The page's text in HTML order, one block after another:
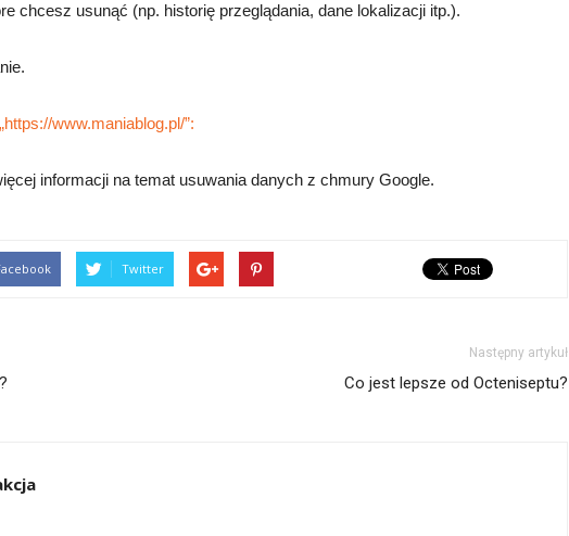
chcesz usunąć (np. historię przeglądania, dane lokalizacji itp.).
www.maniablog.pl/”:
informacji na temat usuwania danych z chmury Google.
Twitter
Następny artykuł
Co jest lepsze od Octeniseptu?